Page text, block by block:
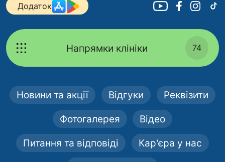
Додаток
Напрямки клініки 74
Новини та акції Відгуки Реквізити
Фотогалерея Відео
Питання та відповіді Кар'єра у нас